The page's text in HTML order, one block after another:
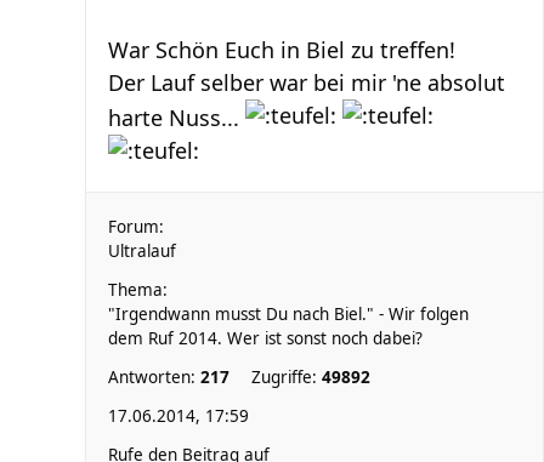
War Schön Euch in Biel zu treffen!
Der Lauf selber war bei mir 'ne absolut
harte Nuss...
Forum:
Ultralauf
Thema:
"Irgendwann musst Du nach Biel." - Wir folgen
dem Ruf 2014. Wer ist sonst noch dabei?
Antworten: 217 Zugriffe: 49892
17.06.2014, 17:59
Rufe den Beitrag auf